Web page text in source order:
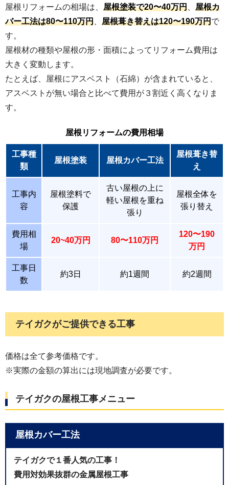
2025年07月07日
今回は藤沢市にて瓦屋根からアスファルトシングル
への葺き替え工事を実施しました。今回は、瓦部と
瓦の継ぎ目にコーキングが打たれており、剥がすの
に一苦労をしました。瓦を剥がした後には野地板の
増し張りをして、ニューライナーを貼り付けており
ます。シングルの写真は次回投稿させていただきま
す！
2025年05月26日
こちらは換気棟になります。屋根のてっぺんに換気
用の穴を設けて屋根裏の湿気や温かい空気を逃がす
設備となります。屋根裏の垂木や野地板の持ちを良
くするためにおすすめの設備となります。こちらは
オプション工事となります。ご興味のある方は担当
てくれてありがとうございました。
カバー工法で屋根のリフォームと外壁塗装、ベラ
ンダの防水塗装を施工していただきました。それ
から郵便ポストの塗装もしていただました。見積
もりが明瞭でリフォームの仕上がりも申し分なか
ったです。テイガクさんを選んでよかったです。
2026年03月26日
続けられる様に屋根、外壁、雨樋のリフォームす
るために業者を探していてテイガクさんに行きつ
きました。工事は順調に進み大変満足のいく仕上
がりになりました。しかし雨が降った際にバルコ
ニーの樋の排水のつなぎ目から雨水が漏れていま
した。連絡したところすぐに対応していただき適
切な対策をして無事に解決しました。 とても誠実
な対応をしていただき、今回のリフォームしても
らい良かったと思いました。
屋根リフォームの相場は、 屋根塗装で20〜40万円
屋根カ
バー工法は80〜110万円
屋根葺き替えは120〜190万円で
す。
屋根材の種類や屋根の形・面積によってリフォーム費用は
大きく変動します。
たとえば、屋根にアスベスト（石綿）が含まれていると、
アスベストが無い場合と比べて費用が３割近く高くなりま
す。
屋根リフォームの費用相場
工事種
類
屋根塗装 屋根カバー工法
屋根葺き替
え
工事内
容
屋根塗料で
保護
古い屋根の上に
軽い屋根を重ね
張り
屋根全体を
張り替え
費用相
場
20~40万円 80〜110万円
120〜190
万円
工事日
数
約3日 約1週間 約2週間
テイガクがご提供できる工事
価格は全て参考価格です。
※実際の金額の算出には現地調査が必要です。
テイガクの屋根工事メニュー
屋根カバー工法
テイガクで１番人気の工事！
費用対効果抜群の金属屋根工事